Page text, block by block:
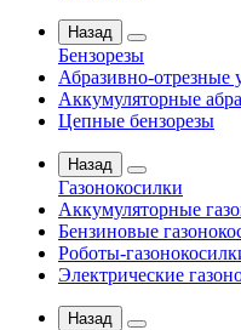
Назад
Бензорезы
Абразивно-отрезные
Аккумуляторные
Цепные бензорезы
Назад
Газонокосилки
Аккумуляторные
Бензиновые
Роботы-
Электрические
Назад